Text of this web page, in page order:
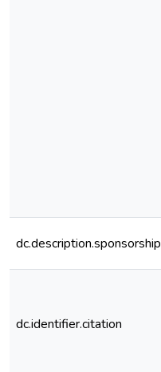
dc.description.sponsorship
dc.identifier.citation